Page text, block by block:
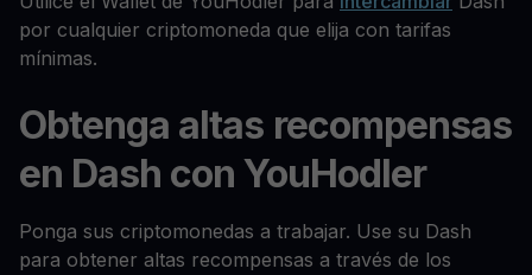
por cualquier criptomoneda que elija con tarifas
mínimas.
Obtenga altas recompensas
en Dash con YouHodler
Ponga sus criptomonedas a trabajar. Use su Dash
para obtener altas recompensas a través de los